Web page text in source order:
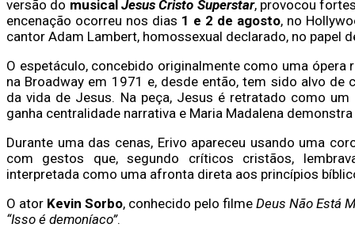
versão do musicalJesus Cristo Superstar, provocou
encenação ocorreu nos dias 1 e 2 de agosto, no
cantor Adam Lambert, homossexual declarado, no papel
O espetáculo, concebido originalmente como uma ópera
na Broadway em 1971 e, desde então, tem sido alvo
da vida de Jesus. Na peça, Jesus é retratado como
ganha centralidade narrativa e Maria Madalena
Durante uma das cenas, Erivo apareceu usando uma
com gestos que, segundo críticos cristãos,
interpretada como uma afronta direta aos princípios
O ator Kevin Sorbo, conhecido pelo filme Deus Não Está
“Isso é demoníaco”.